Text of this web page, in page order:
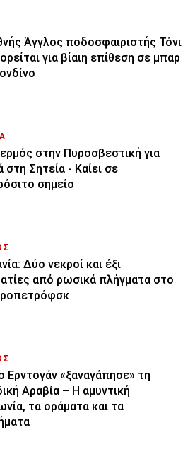
Άγγλος ποδοσφαιριστής Τόνι
για βίαιη επίθεση σε μπαρ
στην Πυροσβεστική για
στη Σητεία - Καίει σε
σημείο
Δύο νεκροί και έξι
από ρωσικά πλήγματα στο
Ερντογάν «ξαναγάπησε» τη
Αραβία – Η αμυντική
τα οράματα και τα